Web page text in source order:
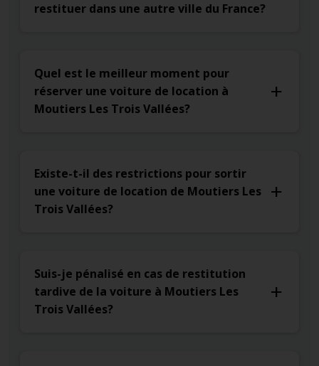
restituer dans une autre ville du France?
Quel est le meilleur moment pour
réserver une voiture de location à
Moutiers Les Trois Vallées?
Existe-t-il des restrictions pour sortir
une voiture de location de Moutiers Les
Trois Vallées?
Suis-je pénalisé en cas de restitution
tardive de la voiture à Moutiers Les
Trois Vallées?